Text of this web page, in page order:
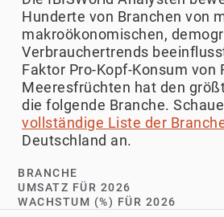
Hunderte von Branchen von
makroökonomischen,
Verbrauchertrends
Faktor Pro-Kopf-Konsum von
Meeresfrüchten hat den
die folgende Branche.
vollständige Liste der
Deutschland an.
BRANCHE
UMSATZ FÜR 2026
WACHSTUM (%) FÜR 2026